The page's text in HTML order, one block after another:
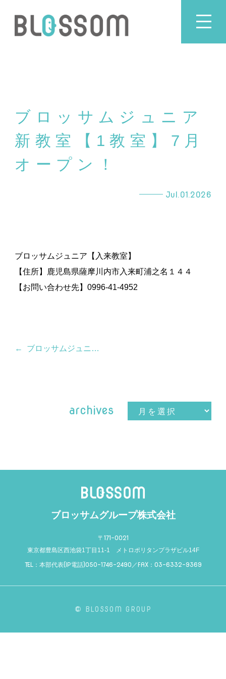
ブロッサムジュニア
新教室【1教室】7月
オープン！
Jul.01.2026
ブロッサムジュニア【入来教室】
【住所】鹿児島県薩摩川内市入来町浦之名１４４
【お問い合わせ先】0996-41-4952
ブロッサムジュニア新教室【1教室】6月オープン！
archives
ブロッサムグループ株式会社
〒 171-0021
東京都豊島区西池袋1丁目11-1 メトロポリタンプラザビル14F
TEL ： 本部代表(IP電話)050-1746-2490／FAX： 03-6332-9369
© BLOSSOM GROUP